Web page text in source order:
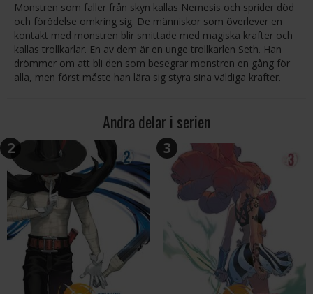
Monstren som faller från skyn kallas Nemesis och sprider död
och förödelse omkring sig. De människor som överlever en
kontakt med monstren blir smittade med magiska krafter och
kallas trollkarlar. En av dem är en unge trollkarlen Seth. Han
drömmer om att bli den som besegrar monstren en gång för
alla, men först måste han lära sig styra sina väldiga krafter.
Andra delar i serien
2 3